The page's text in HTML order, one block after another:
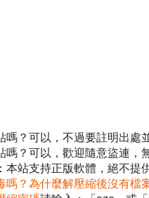
嗎？可以，不過要註明出處
嗎？可以，歡迎隨意盜連，
本站支持正版軟體，絕不提
嗎？為什麼解壓縮後沒有檔